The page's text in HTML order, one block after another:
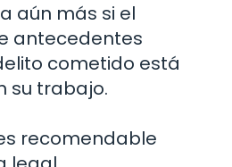
aún más si el
antecedentes
cometido está
su trabajo.
recomendable